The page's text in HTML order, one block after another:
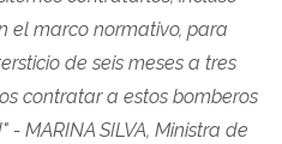
el marco normativo, para
de seis meses a tres
contratar a estos bomberos
-MARINA SILVA, Ministra de